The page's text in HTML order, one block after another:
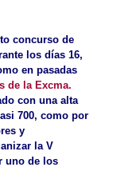
concurso de
los días 16,
en pasadas
de la Excma.
con una alta
700, como por
y
la V
uno de los